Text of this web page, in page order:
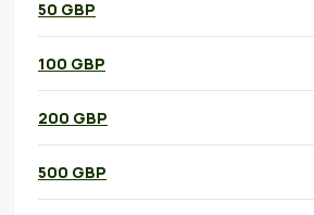
50 GBP
100 GBP
200 GBP
500 GBP